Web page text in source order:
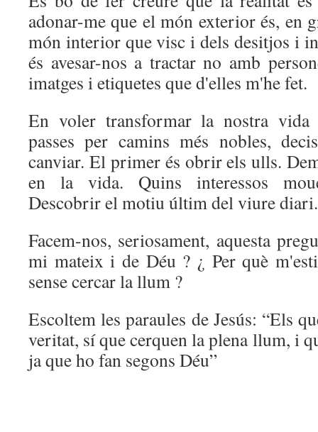
adonar-me que el món exterior és, en
món interior que visc i dels desitjos i
és avesar-nos a tractar no amb
imatges i etiquetes que d'elles m'he fet.
En voler transformar la nostra
passes per camins més nobles,
canviar. El primer és obrir els ulls.
en la vida. Quins interessos
Descobrir el motiu últim del viure diari.
Facem-nos, seriosament, aquesta
mi mateix i de Déu ? ¿ Per què
sense cercar la llum ?
Escoltem les paraules de Jesús: “Els
veritat, sí que cerquen la plena llum, i
ja que ho fan segons Déu”